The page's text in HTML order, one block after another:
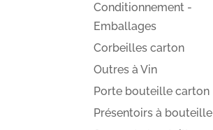
Conditionnement -
Emballages
Corbeilles carton
Outres à Vin
Porte bouteille carton
Présentoirs à bouteille